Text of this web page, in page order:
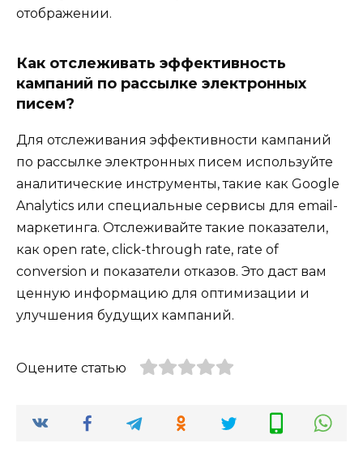
отображении.
Как отслеживать эффективность
кампаний по рассылке электронных
писем?
Для отслеживания эффективности кампаний
по рассылке электронных писем используйте
аналитические инструменты, такие как Google
Analytics или специальные сервисы для email-
маркетинга. Отслеживайте такие показатели,
как open rate, click-through rate, rate of
conversion и показатели отказов. Это даст вам
ценную информацию для оптимизации и
улучшения будущих кампаний.
Оцените статью